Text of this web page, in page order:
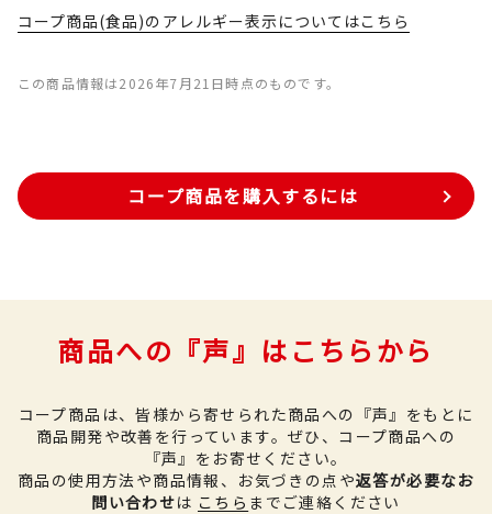
コープ商品(食品)のアレルギー表示についてはこちら
この商品情報は2026年7月21日時点のものです。
コープ商品を購入するには
商品への『声』はこちらから
コープ商品は、皆様から寄せられた商品への『声』をもとに
商品開発や改善を行っています。 ぜひ、コープ商品への
『声』をお寄せください。
商品の使用方法や商品情報、お気づきの点や返答が必要なお
問い合わせは こちら までご連絡ください